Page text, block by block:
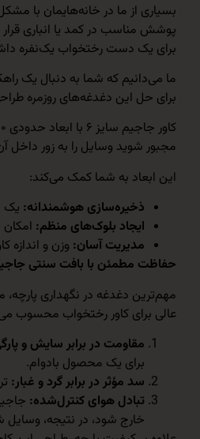
بسیاری از ما در خانه‌هایمان با
پوشش مناسب در کمد یا انباری
برای یک دست رختخواب یک‌نفره
برای حل این دغدغه‌های روزمره
مجبور شوید وسایل را به زور داخل
این ابعاد به شما کمک می‌کند:
ذخیره‌سازی هوشمندانه: یک
ایجاد بلوک‌های منظم:
مدیریت آسان: وزن و
حفاظت مطمئن با بافت سنتی
مهم‌ترین دغدغه در نگهداری
عالی برای کاور رختخواب محسوب
مقاومت در برابر سایش و
برای یک محصول بادوام.
سد مؤثر در برابر گرد و غبار:
تبادل هوای کنترل‌شده:
خارج شود، در نتیجه، وسایل